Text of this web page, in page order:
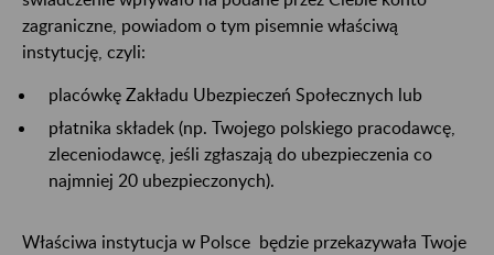
zagraniczne, powiadom o tym pisemnie właściwą
instytucję, czyli:
placówkę Zakładu Ubezpieczeń Społecznych lub
płatnika składek (np. Twojego polskiego pracodawcę,
zleceniodawcę, jeśli zgłaszają do ubezpieczenia co
najmniej 20 ubezpieczonych).
Właściwa instytucja w Polsce będzie przekazywała Twoje